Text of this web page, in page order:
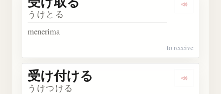
うけとる
menerima
to receive
受け付ける
うけつける